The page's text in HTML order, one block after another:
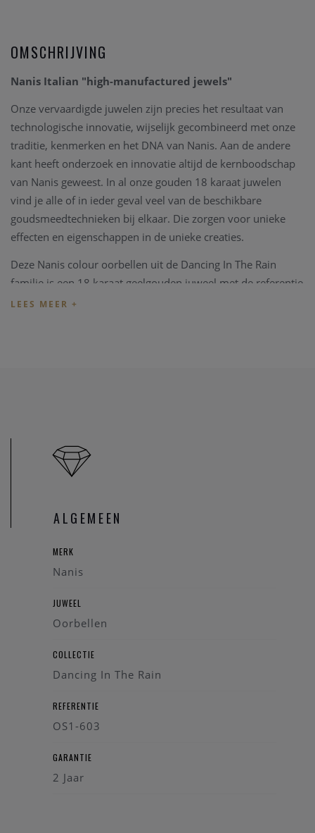
OMSCHRIJVING
Nanis Italian "high-manufactured jewels"
Onze vervaardigde juwelen zijn precies het resultaat van
technologische innovatie, wijselijk gecombineerd met onze
traditie, kenmerken en het DNA van Nanis. Aan de andere
kant heeft onderzoek en innovatie altijd de kernboodschap
van Nanis geweest. In al onze gouden 18 karaat juwelen
vind je alle of in ieder geval veel van de beschikbare
goudsmeedtechnieken bij elkaar. Die zorgen voor unieke
effecten en eigenschappen in de unieke creaties.
Deze Nanis colour oorbellen uit de Dancing In The Rain
familie is een 18 karaat geelgouden juweel met de referentie
OS1-603. De briljanten hebben een gezamenlijk gewicht van
kunnen we juwelen uittekenen naar uw wens en smaak.
Heeft u verder vragen kan u steeds
op-den-Berg.ALGEMEEN
MERK
Nanis
JUWEEL
Oorbellen
COLLECTIE
Dancing In The Rain
REFERENTIE
OS1-603
GARANTIE
2 Jaar